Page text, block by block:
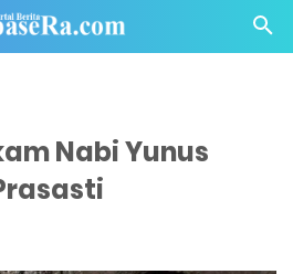
Nabi Yunus